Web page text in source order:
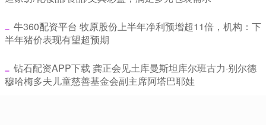
​牛360配资平台 牧原股份上半年净利预增超11倍，机构：下
半年猪价表现有望超预期
​钻石配资APP下载 龚正会见土库曼斯坦库尔班古力·别尔德
穆哈梅多夫儿童慈善基金会副主席阿塔巴耶娃